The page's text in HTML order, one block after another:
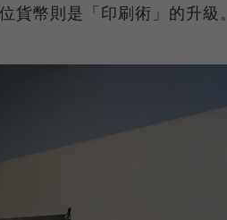
貨幣則是「印刷術」的升級。